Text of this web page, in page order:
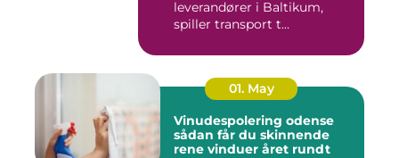
leverandører i Baltikum,
spiller transport t...
01. May
Vinudespolering odense
sådan får du skinnende
rene vinduer året rundt